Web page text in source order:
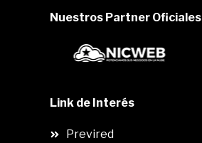
Nuestros Partner Oficiales
Link de Interés
Previred